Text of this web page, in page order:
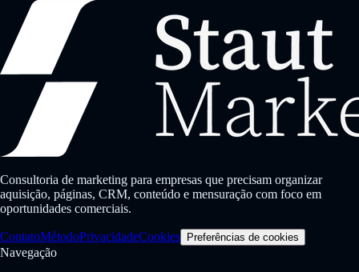
Consultoria de marketing para empresas que precisam organizar
aquisição, páginas, CRM, conteúdo e mensuração com foco em
oportunidades comerciais.
ContatoMétodoPrivacidadeCookies Preferências de cookies
Navegação